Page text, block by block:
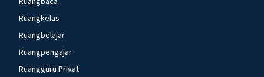
Ruangkelas
Ruangbelajar
Ruangpengajar
Ruangguru Privat